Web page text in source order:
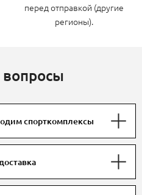
перед отправкой (другие
регионы).
спорткомплексы